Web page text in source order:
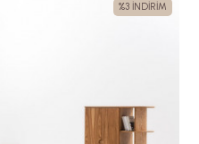
%3 İNDİRİM